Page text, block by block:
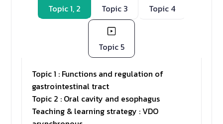
Topic 1, 2 Topic 3 Topic 4
Topic 5
Topic 1 : Functions and regulation of
gastrointestinal tract
Topic 2 : Oral cavity and esophagus
Teaching & learning strategy : VDO